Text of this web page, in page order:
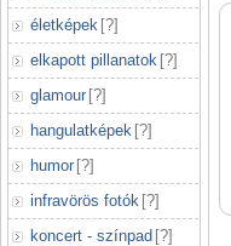
életképek [?]
elkapott pillanatok [?]
glamour [?]
hangulatképek [?]
humor [?]
infravörös fotók [?]
koncert - színpad [?]